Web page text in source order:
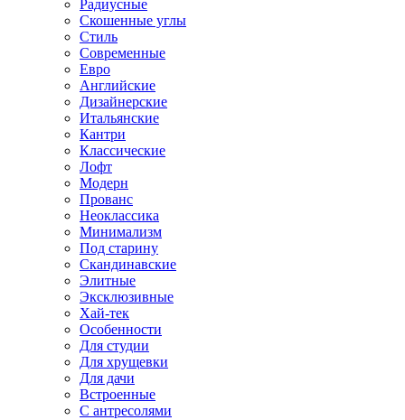
Радиусные
Скошенные углы
Стиль
Современные
Евро
Английские
Дизайнерские
Итальянские
Кантри
Классические
Лофт
Модерн
Прованс
Неоклассика
Минимализм
Под старину
Скандинавские
Элитные
Эксклюзивные
Хай-тек
Особенности
Для студии
Для хрущевки
Для дачи
Встроенные
С антресолями